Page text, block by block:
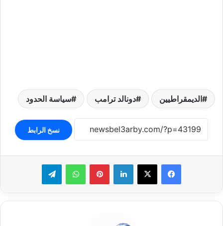
الديمقراطيين دونالد ترامب سياسة الحدود
نسخ الرابط
لينكدإن بينتيريستواتساب تيلقرام